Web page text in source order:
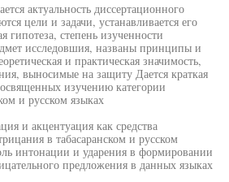
актуальность диссертационного
цели и задачи, устанавливается его
гипотеза, степень изученности
исследовшия, названы принципы и
и практическая значимость,
выносимые на защиту Дается краткая
изучению категории
и русском языках
и акцентуация как средства
в табасаранском и русском
интонации и ударения в формировании
предложения в данных языках